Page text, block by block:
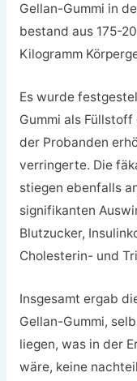
Gellan-Gummi in
bestand aus 175-
Kilogramm
Es wurde
Gummi als
der Probanden
verringerte. Die
stiegen ebenfalls
signifikanten
Blutzucker,
Cholesterin- und
Insgesamt ergab
Gellan-Gummi,
liegen, was in der
wäre, keine